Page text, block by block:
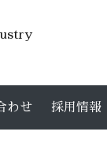
わせ 採用情報